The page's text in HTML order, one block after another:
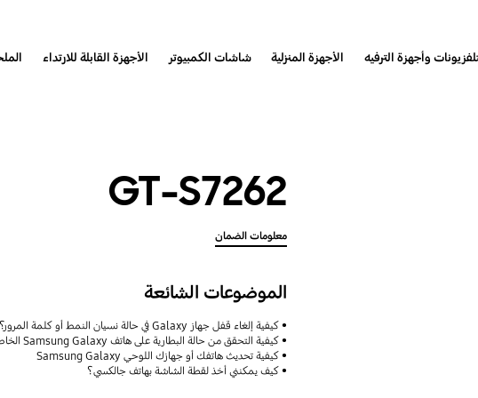
وأجهزة الترفيه الأجهزة المنزلية شاشات الكمبيوتر الأجهزة القابلة للارتداء
GT-S7262
معلومات الضمان
الموضوعات الشائعة
كيفية إلغاء قفل جهاز Galaxy في حالة نسيان النمط أو كلمة المرور؟
كيفية التحقق من حالة البطارية على هاتف Samsung Galaxy الخاص بك
كيفية تحديث هاتفك أو جهازك اللوحي Samsung Galaxy
كيف يمكنني أخذ لقطة الشاشة بهاتف جالكسي؟